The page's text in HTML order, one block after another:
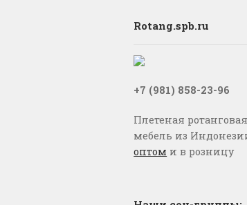
Rotang.spb.ru
+7 (981) 858-23-96
Плетеная ротанговая
мебель из
оптом и в розницу